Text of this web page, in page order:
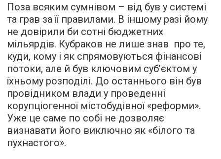
Поза всяким сумнівом – від був у системі
та грав за її правилами. В іншому разі йому
не довірили би сотні бюджетних
мільярдів. Кубраков не лише знав про те,
куди, кому і як спрямовуються фінансові
потоки, але й був ключовим суб’єктом у
їхньому розподілі. До останнього він був
провідником влади у проведенні
корупціогенної містобудівної «реформи».
Уже це саме по собі не дозволяє
визнавати його виключно як «білого та
пухнастого».